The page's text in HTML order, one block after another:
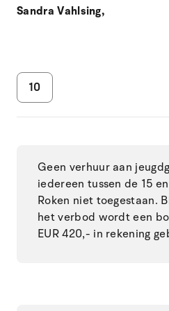
Sandra Vahlsing,
10
Geen verhuur aan
iedereen tussen de 15
Roken niet toegestaan.
het verbod wordt een
EUR 420,- in rekening